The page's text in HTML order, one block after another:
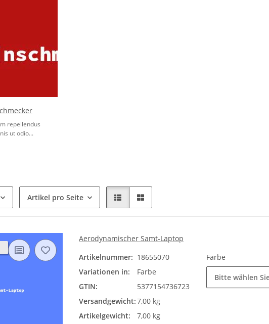
repellendus
ut odio...
Artikel pro Seite
Aerodynamischer Samt-Laptop
Artikelnummer: 18655070
Variationen in:
Farbe
GTIN:
5377154736723
Versandgewicht:7,00 kg
Artikelgewicht:
7,00 kg
Farbe
Bitte wählen